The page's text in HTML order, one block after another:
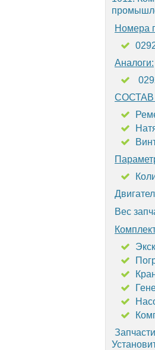
Номера
Аналоги:
СОСТАВ
Вес